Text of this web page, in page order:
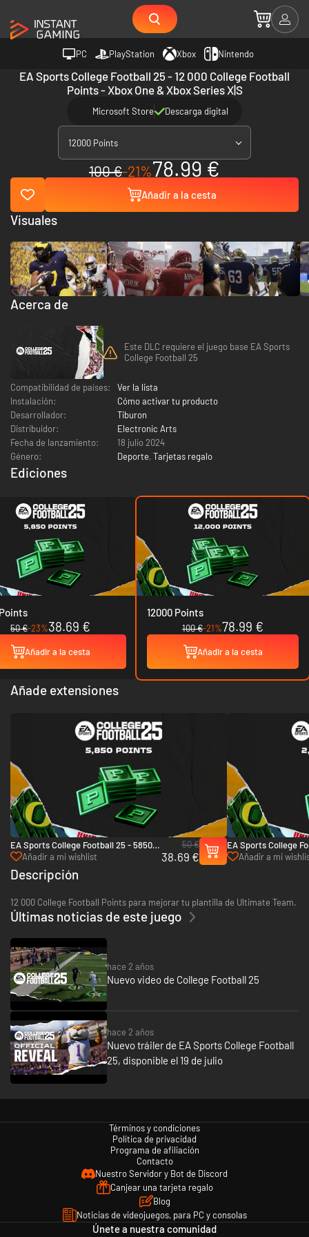
PC PlayStation Xbox Nintendo
EA Sports College Football 25 - 12 000 College Football
Points - Xbox One & Xbox Series X|S
Microsoft Store Descarga digital
12000 Points
100 €-21%78.99 €
Añadir a la cesta
Acerca de
Este DLC requiere el juego base EA Sports
College Football 25
Compatibilidad de países:
Ver la lista
Instalación:
Cómo activar tu producto
Desarrollador:
Tiburon
Distribuidor:
Electronic Arts
Fecha de lanzamiento:
18 julio 2024
Género:
Deporte, Tarjetas regalo
Ediciones
50 €-23%38.69 €
Añadir a la cesta
12000 Points
100 €-21%78.99 €
Añadir a la cesta
Añade extensiones
EA Sports College Football 25 - 5850
College Football Points - Xbox One &
Xbox Series X|S
Añadir a mi wishlist
50 €
38.69 €
EA Sports College
College Football
Xbox Series X|S
Añadir a mi
Visuales
Descripción
12 000 College Football Points para mejorar tu plantilla de Ultimate Team.
Últimas noticias de este juego
hace 2 años
Nuevo video de College Football 25
hace 2 años
Nuevo tráiler de EA Sports College Football
25, disponible el 19 de julio
Términos y condiciones
Política de privacidad
Programa de afiliación
Contacto
Nuestro Servidor y Bot de Discord
Canjear una tarjeta regalo
Blog
Noticias de videojuegos, para PC y consolas
Únete a nuestra comunidad